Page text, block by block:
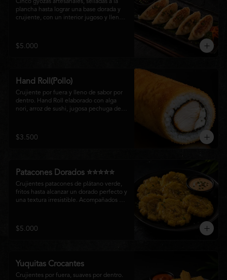
Cinco gyozas artesanales, selladas a la
plancha hasta lograr una base dorada y
crujiente, con un interior jugoso y lleno
perfecto entre tradición japonesa y la
esencia de la cocina nikkei, ideales para
$5.000
Hand Roll(Pollo)
Crujiente por fuera y lleno de sabor por
dentro. Hand Roll elaborado con alga
nori, arroz de sushi, jugosa pechuga de
combinación perfecta de textura y
cremosidad que convierte este clásico en
$3.500
Patacones Dorados ⭐⭐⭐⭐⭐
Crujientes patacones de plátano verde,
fritos hasta alcanzar un dorado perfecto y
una textura irresistible. Acompañados de
disfrutar como entrada con el auténtico
sabor de la cocina nikkei.
$5.000
Yuquitas Crocantes
Crujientes por fuera, suaves por dentro.